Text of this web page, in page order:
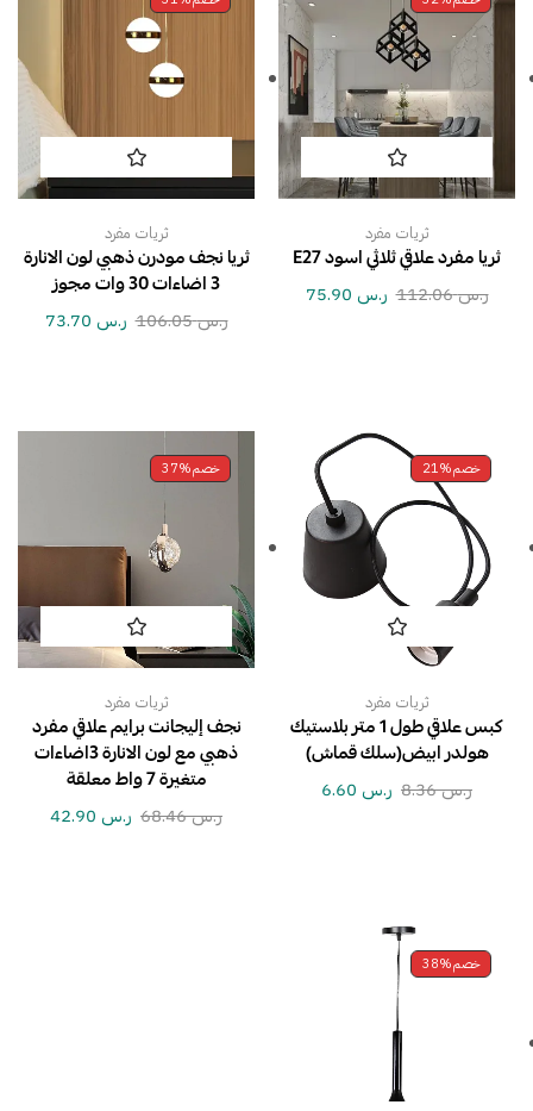
ثريات مفرد
ثريا مفرد علاقي ثلاثي اسود E27
ر.س112.06 ر.س
ثريات مفرد
ثريا نجف مودرن ذهبي لون الانارة
3 اضاءات 30 وات مجوز
ر.س106.05 ر.س
خصم21%
ثريات مفرد
كبس علاقي طول 1 متر بلاستيك
هولدر ابيض(سلك قماش)
ر.س8.36 ر.س
خصم37%
ثريات مفرد
نجف إليجانت برايم علاقي مفرد
ذهبي مع لون الانارة 3اضاءات
متغيرة 7 واط معلقة
ر.س68.46 ر.س
خصم38%